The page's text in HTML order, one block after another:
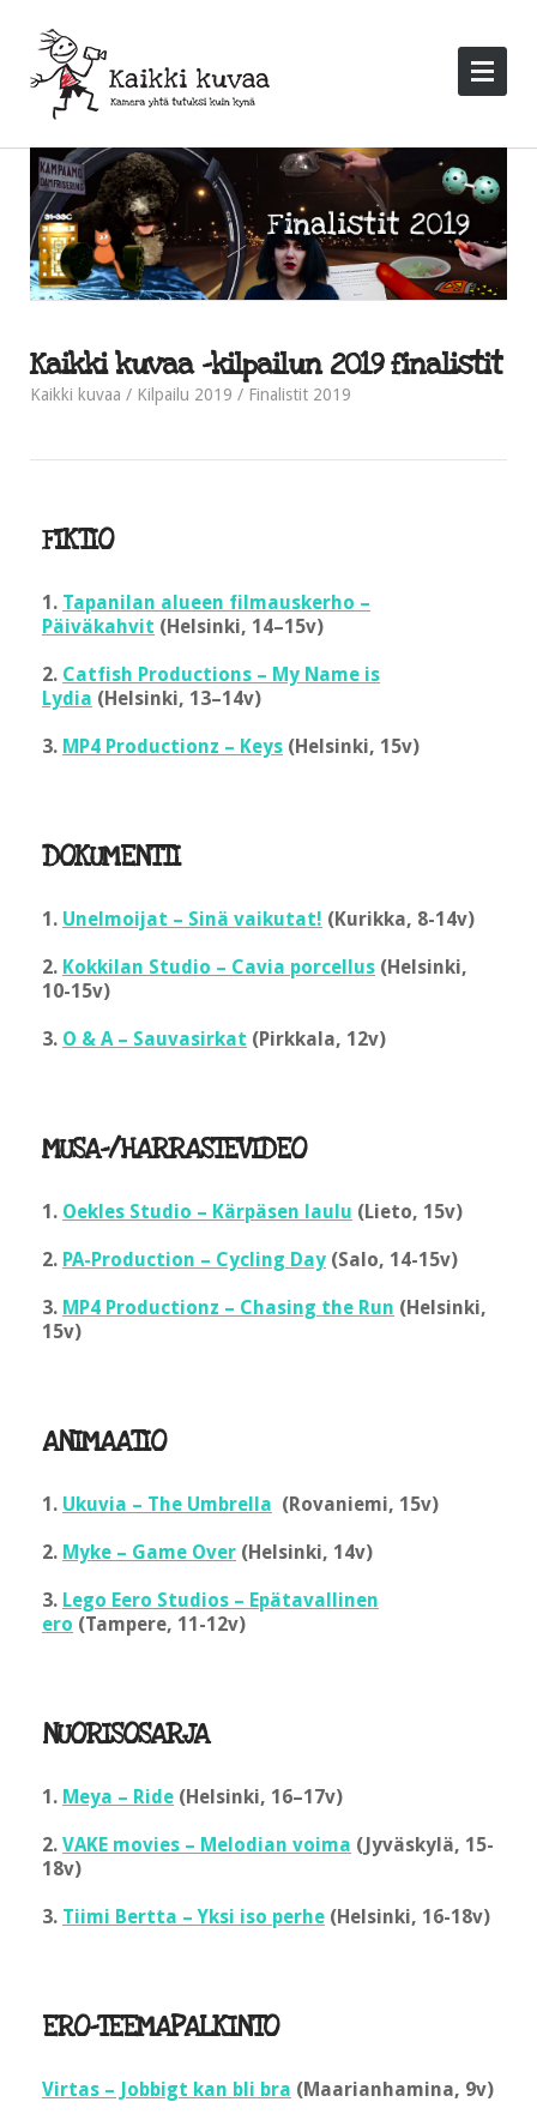
Kaikki kuvaa -kilpailun 2019 finalistit
Kaikki kuvaa Kilpailu 2019 Finalistit 2019
FIKTIO
1. Tapanilan alueen filmauskerho –
Päiväkahvit (Helsinki, 14–15v)
2. Catfish Productions – My Name is
Lydia (Helsinki, 13–14v)
3. MP4 Productionz – Keys (Helsinki, 15v)
DOKUMENTTI
1. Unelmoijat – Sinä vaikutat! (Kurikka, 8-14v)
2. Kokkilan Studio – Cavia porcellus (Helsinki,
10-15v)
3. O & A – Sauvasirkat (Pirkkala, 12v)
MUSA-/HARRASTEVIDEO
1. Oekles Studio – Kärpäsen laulu (Lieto, 15v)
2. PA-Production – Cycling Day (Salo, 14-15v)
3. MP4 Productionz – Chasing the Run (Helsinki,
15v)
ANIMAATIO
1. Ukuvia – The Umbrella (Rovaniemi, 15v)
2. Myke – Game Over (Helsinki, 14v)
3. Lego Eero Studios – Epätavallinen
ero (Tampere, 11-12v)
NUORISOSARJA
1. Meya – Ride (Helsinki, 16–17v)
2. VAKE movies – Melodian voima (Jyväskylä, 15-
18v)
3. Tiimi Bertta – Yksi iso perhe (Helsinki, 16-18v)
ERO-TEEMAPALKINTO
Virtas – Jobbigt kan bli bra (Maarianhamina, 9v)